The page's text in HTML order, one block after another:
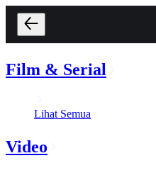
Film & Serial
Lihat Semua
Video